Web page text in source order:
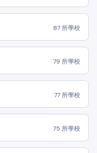
87 所學校
79 所學校
77 所學校
75 所學校